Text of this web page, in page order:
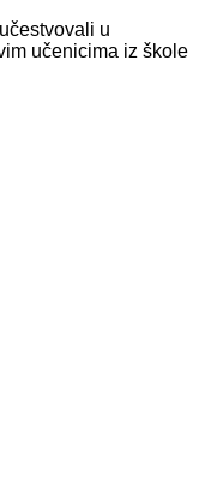
u
učenicima iz škole